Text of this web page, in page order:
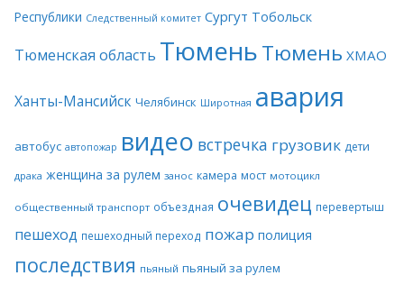
Республики Следственный комитет Сургут Тобольск
Тюменская область ТюменьТюмень ХМАО
Ханты-Мансийск Челябинск Широтная авария
автобус автопожар видео встречка грузовик дети
драка женщина за рулем занос камера мост мотоцикл
общественный транспорт объездная очевидец перевертыш
пешеход пешеходный переход пожар полиция
последствия пьяный пьяный за рулем